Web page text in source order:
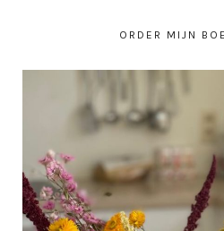
ORDER MIJN